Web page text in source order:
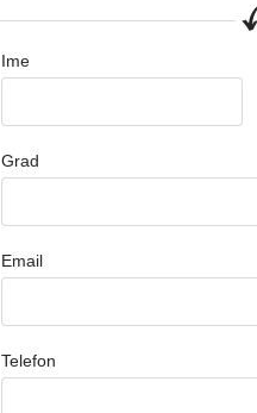
Ime
Grad
Email
Telefon